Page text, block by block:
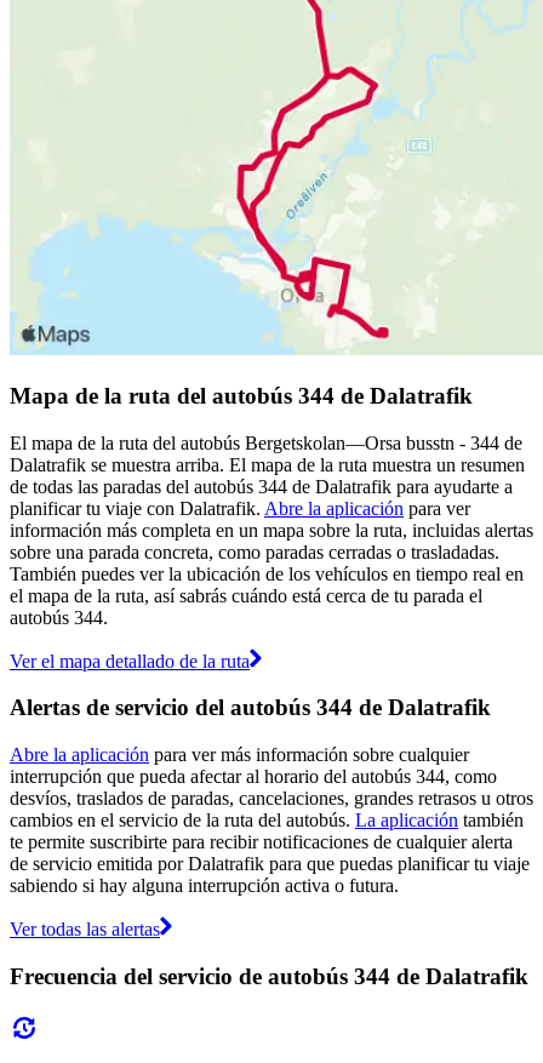
Mapa de la ruta del autobús 344 de Dalatrafik
El mapa de la ruta del autobús Bergetskolan—Orsa busstn - 344 de
Dalatrafik se muestra arriba. El mapa de la ruta muestra un resumen
de todas las paradas del autobús 344 de Dalatrafik para ayudarte a
planificar tu viaje con Dalatrafik. Abre la aplicación para ver
información más completa en un mapa sobre la ruta, incluidas alertas
sobre una parada concreta, como paradas cerradas o trasladadas.
También puedes ver la ubicación de los vehículos en tiempo real en
el mapa de la ruta, así sabrás cuándo está cerca de tu parada el
autobús 344.
Ver el mapa detallado de la ruta
Alertas de servicio del autobús 344 de Dalatrafik
Abre la aplicación para ver más información sobre cualquier
interrupción que pueda afectar al horario del autobús 344, como
desvíos, traslados de paradas, cancelaciones, grandes retrasos u otros
cambios en el servicio de la ruta del autobús. La aplicación también
te permite suscribirte para recibir notificaciones de cualquier alerta
de servicio emitida por Dalatrafik para que puedas planificar tu viaje
sabiendo si hay alguna interrupción activa o futura.
Ver todas las alertas
Frecuencia del servicio de autobús 344 de Dalatrafik